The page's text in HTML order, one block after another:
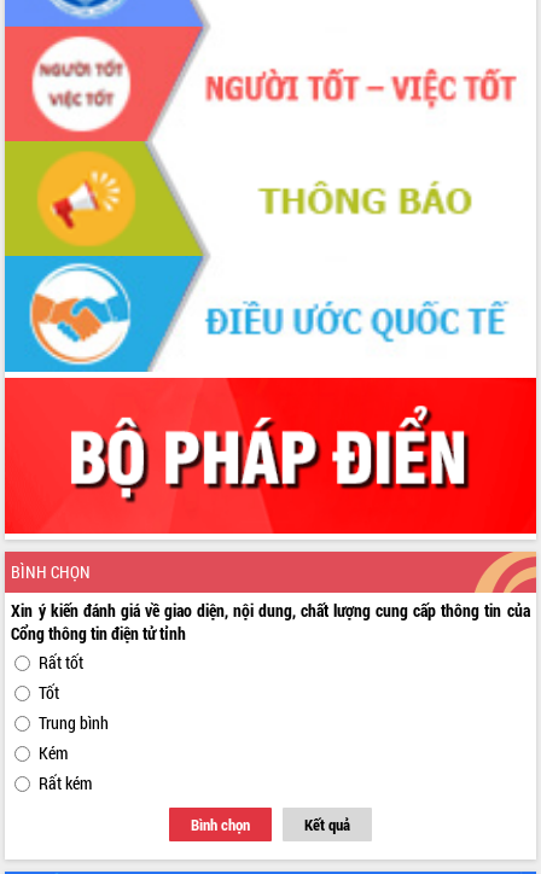
BÌNH CHỌN
Xin ý kiến đánh giá về giao diện, nội dung, chất lượng cung cấp thông tin của
Cổng thông tin điện tử tỉnh
Rất tốt
Tốt
Trung bình
Kém
Rất kém
Bình chọn Kết quả